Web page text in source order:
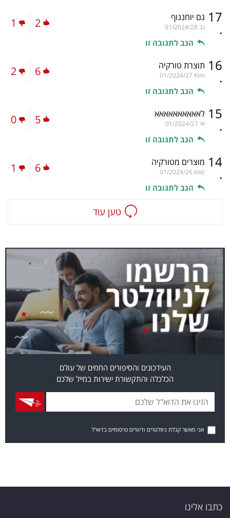
17
.
גם יוחננוף
נב 01/2024/28
הגב לתגובה זו
2
1
16
.
תוצרת טורקיה
Kim
01/2024/27
הגב לתגובה זו
6
2
15
.
לאאאאאאאאאא
אי 01/2024/27
הגב לתגובה זו
5
0
14
.
מוצרים מטורקיה
שוש 01/2024/26
הגב לתגובה זו
6
1
טען עוד
העידכונים והסיפורים החמים של עולם
הכלכלה והתקשורת ישירות במייל שלכם
אני מאשר קבלת ניוזלטרים ודיוורים פרסומיים בדוא"ל
כתבו אלינו